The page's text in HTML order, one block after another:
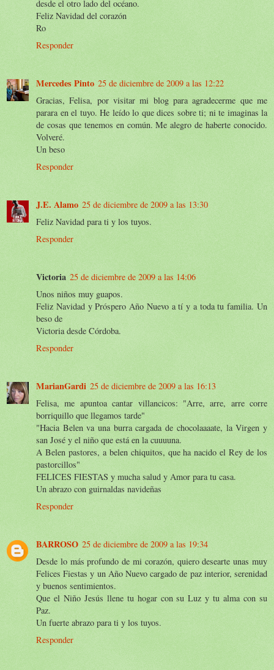
desde el otro lado del océano.
Feliz Navidad del corazón
Ro
Responder
Mercedes Pinto 25 de diciembre de 2009 a las 12:22
Gracias, Felisa, por visitar mi blog para agradecerme que me
parara en el tuyo. He leído lo que dices sobre ti; ni te imaginas la
de cosas que tenemos en común. Me alegro de haberte conocido.
Volveré.
Un beso
Responder
J.E. Alamo 25 de diciembre de 2009 a las 13:30
Feliz Navidad para ti y los tuyos.
Responder
Victoria 25 de diciembre de 2009 a las 14:06
Unos niños muy guapos.
Feliz Navidad y Próspero Año Nuevo a tí y a toda tu familia. Un
beso de
Victoria desde Córdoba.
Responder
MarianGardi 25 de diciembre de 2009 a las 16:13
Felisa, me apuntoa cantar villancicos: "Arre, arre, arre corre
borriquillo que llegamos tarde"
"Hacia Belen va una burra cargada de chocolaaaate, la Virgen y
san José y el niño que está en la cuuuuna.
A Belen pastores, a belen chiquitos, que ha nacido el Rey de los
pastorcillos"
FELICES FIESTAS y mucha salud y Amor para tu casa.
Un abrazo con guirnaldas navideñas
Responder
BARROSO 25 de diciembre de 2009 a las 19:34
Desde lo más profundo de mi corazón, quiero desearte unas muy
Felices Fiestas y un Año Nuevo cargado de paz interior, serenidad
y buenos sentimientos.
Que el Niño Jesús llene tu hogar con su Luz y tu alma con su
Paz.
Un fuerte abrazo para ti y los tuyos.
Responder